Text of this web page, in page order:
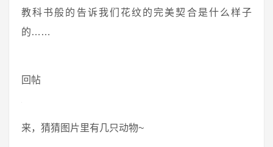
教科书般的告诉我们花纹的完美契合是什么样子
的……
回帖
来，猜猜图片里有几只动物~